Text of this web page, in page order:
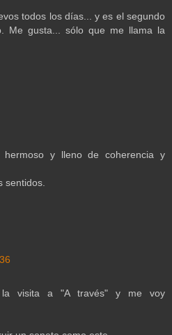
todos los días... y es el segundo
Me gusta... sólo que me llama la
y lleno de coherencia y
sentidos.
la visita a "A través" y me voy